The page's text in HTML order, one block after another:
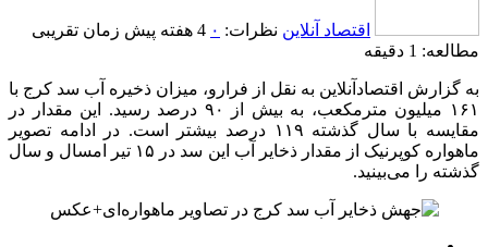
اقتصاد آنلاین نظرات: ۰ 4 هفته پیش
زمان تقریبی
مطالعه: 1 دقیقه
به گزارش اقتصادآنلاین به نقل از فرارو، میزان ذخیره آب سد کرج با
۱۶۱ میلیون مترمکعب، به بیش از ۹۰ درصد رسید. این مقدار در
مقایسه با سال گذشته ۱۱۹ درصد بیشتر است. در ادامه تصویر
ماهواره کوپرنیک از مقدار ذخایر آب این سد در ۱۵ تیر امسال و سال
گذشته را می‌بینید.